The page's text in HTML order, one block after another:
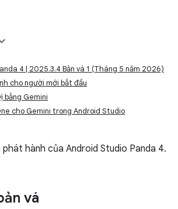
4 | 2025.3.4 Bản vá 1 (Tháng 5 năm 2026)
cho người mới bắt đầu
bằng Gemini
cho Gemini trong Android Studio
phát hành của Android Studio Panda 4.
vá